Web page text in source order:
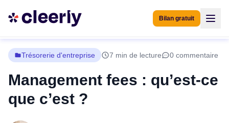
Bilan gratuit
Trésorerie d'entreprise 7 min de lecture 0 commentaire
Management fees : qu’est-ce
que c’est ?